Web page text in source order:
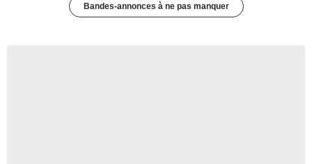
Bandes-annonces à ne pas manquer